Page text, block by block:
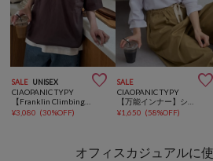
SALE UNISEX 
CIAOPANIC TYPY
¥3,080 (30%OFF)
SALE 
CIAOPANIC TYPY
¥1,650 (58%OFF)
オフィスカジュアルに